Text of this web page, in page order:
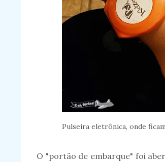
Pulseira eletrônica, onde
O "portão de embarque" foi